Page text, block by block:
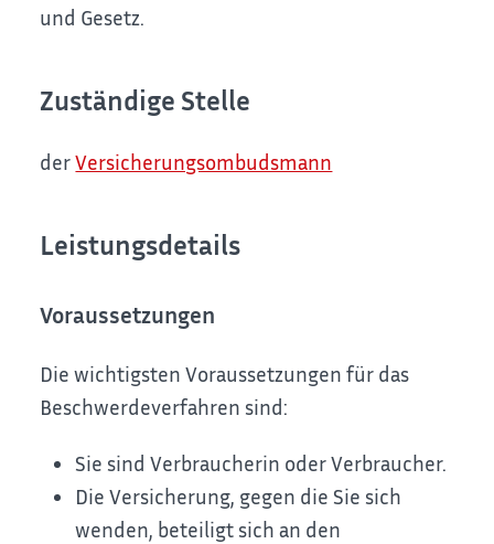
und Gesetz.
Zuständige Stelle
derVersicherungsombudsmann
Leistungsdetails
Voraussetzungen
Die wichtigsten Voraussetzungen für das
Beschwerdeverfahren sind:
Sie sind Verbraucherin oder Verbraucher.
Die Versicherung, gegen die Sie sich
wenden, beteiligt sich an den